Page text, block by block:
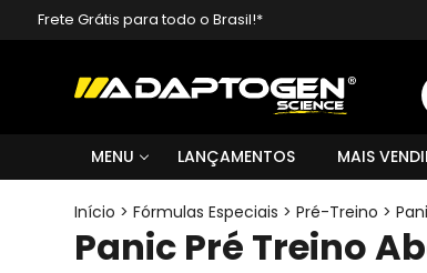
Frete Grátis para todo o Brasil!*
MENU LANÇAMENTOS MAIS
Início >Fórmulas Especiais >Pré-Treino >
Panic Pré Treino